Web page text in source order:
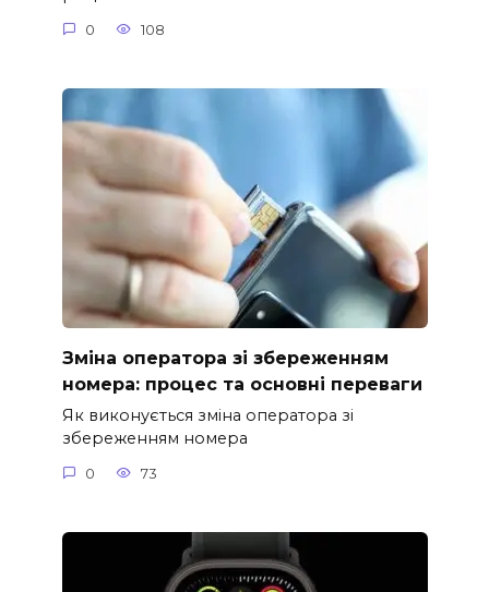
0 108
Зміна оператора зі збереженням
номера: процес та основні переваги
Як виконується зміна оператора зі
збереженням номера
0 73